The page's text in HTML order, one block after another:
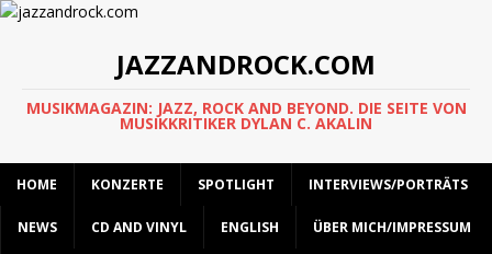
JAZZANDROCK.COM
MUSIKMAGAZIN: JAZZ, ROCK AND BEYOND. DIE SEITE VON
MUSIKKRITIKER DYLAN C. AKALIN
HOME KONZERTE SPOTLIGHT INTERVIEWS/PORTRÄTS
NEWS CD AND VINYL ENGLISH ÜBER MICH/IMPRESSUM